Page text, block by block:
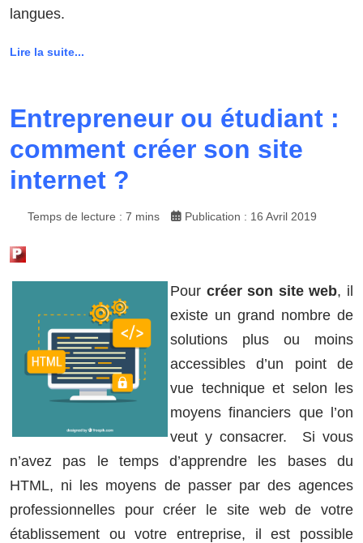
langues.
Lire la suite...
Entrepreneur ou étudiant :
comment créer son site
internet ?
Temps de lecture : 7 mins Publication : 16 Avril 2019
Pour créer son site web, il
existe un grand nombre de
solutions plus ou moins
accessibles d’un point de
vue technique et selon les
moyens financiers que l’on
veut y consacrer. Si vous
n’avez pas le temps d’apprendre les bases du
HTML, ni les moyens de passer par des agences
professionnelles pour créer le site web de votre
établissement ou votre entreprise, il est possible